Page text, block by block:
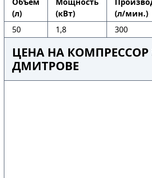
(л)
(кВт)
(л/мин.)
50
1,8 300
ЦЕНА НА КОМПРЕССОР
ДМИТРОВЕ